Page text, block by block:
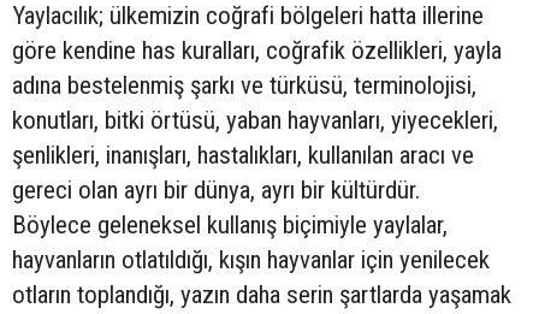
Yaylacılık; ülkemizin coğrafi bölgeleri hatta illerine
göre kendine has kuralları, coğrafik özellikleri, yayla
adına bestelenmiş şarkı ve türküsü, terminolojisi,
konutları, bitki örtüsü, yaban hayvanları, yiyecekleri,
şenlikleri, inanışları, hastalıkları, kullanılan aracı ve
gereci olan ayrı bir dünya, ayrı bir kültürdür.
Böylece geleneksel kullanış biçimiyle yaylalar,
hayvanların otlatıldığı, kışın hayvanlar için yenilecek
otların toplandığı, yazın daha serin şartlarda yaşamak